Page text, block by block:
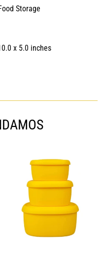
Storage
x 5.0 inches